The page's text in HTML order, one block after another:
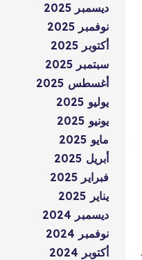
ديسمبر 2025
نوفمبر 2025
أكتوبر 2025
سبتمبر 2025
أغسطس 2025
يوليو 2025
يونيو 2025
مايو 2025
أبريل 2025
فبراير 2025
يناير 2025
ديسمبر 2024
نوفمبر 2024
أكتوبر 2024